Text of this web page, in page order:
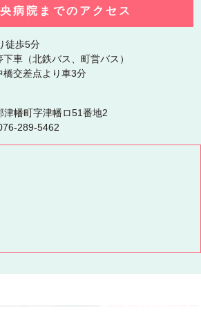
病院までのアクセス
徒歩5分
車（北鉄バス、町営バス）
橋交差点より車3分
幡町字津幡ロ51番地2
289-5462